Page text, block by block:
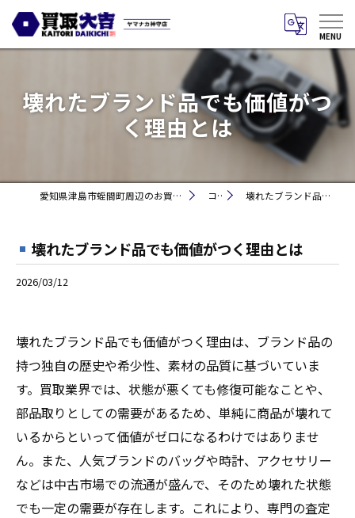
壊れたブランド品でも価値がつ
く理由とは
愛知県津島市蛭間町周辺のお買取りなら買取大吉 ヤマナカ神守店 コラム 壊れたブランド品でも価値がつく理由とは
壊れたブランド品でも価値がつく理由とは
2026/03/12
壊れたブランド品でも価値がつく理由は、ブランド品の
持つ独自の歴史や希少性、素材の品質に基づいていま
す。買取業界では、状態が悪くても修復可能なことや、
部品取りとしての需要があるため、単純に商品が壊れて
いるからといって価値がゼロになるわけではありませ
ん。また、人気ブランドのバッグや時計、アクセサリー
などは中古市場での流通が盛んで、そのため壊れた状態
でも一定の需要が存在します。これにより、専門の査定